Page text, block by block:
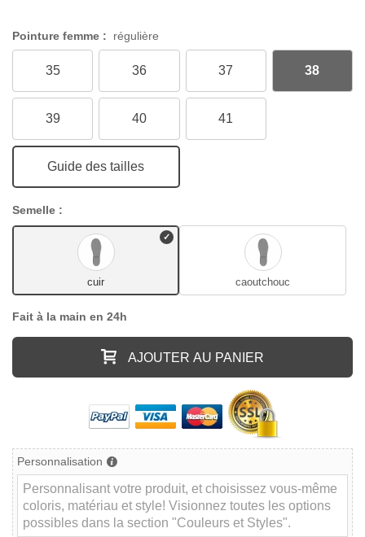
Pointure femme : régulière
35 36 37 38
39 40 41
Guide des tailles
Semelle :
cuir caoutchouc
Fait à la main en 24h
AJOUTER AU PANIER
Personnalisation